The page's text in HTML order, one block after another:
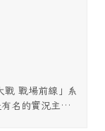
戰 戰場前線」系
有名的實況主…